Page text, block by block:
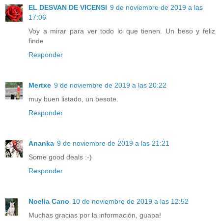
EL DESVAN DE VICENSI 9 de noviembre de 2019 a las
17:06
Voy a mirar para ver todo lo que tienen. Un beso y feliz
finde
Responder
Mertxe 9 de noviembre de 2019 a las 20:22
muy buen listado, un besote.
Responder
Ananka 9 de noviembre de 2019 a las 21:21
Some good deals :-)
Responder
Noelia Cano 10 de noviembre de 2019 a las 12:52
Muchas gracias por la información, guapa!